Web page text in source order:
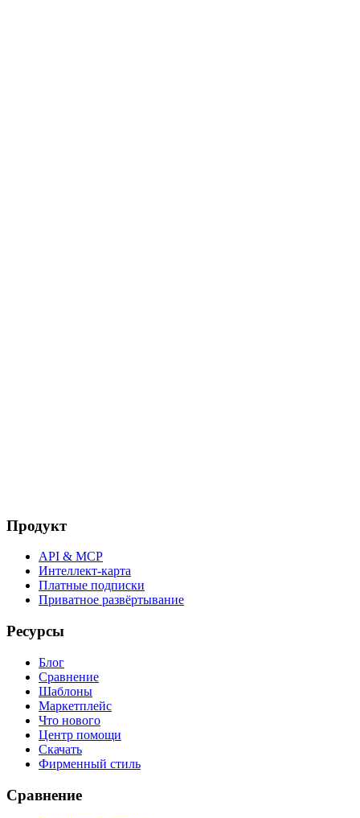
Продукт
API & MCP
Интеллект-карта
Платные подписки
Приватное развёртывание
Ресурсы
Блог
Сравнение
Шаблоны
Маркетплейс
Что нового
Центр помощи
Скачать
Фирменный стиль
Сравнение